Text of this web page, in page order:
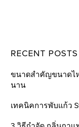
RECENT POSTS
ขนาดสำคัญขนาดไ
นาน
เทคนิคการพับแก้ว